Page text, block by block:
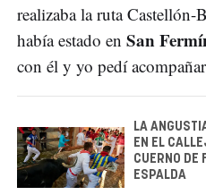
realizaba la ruta
había estado en San
con él y yo pedí
LA
EN EL
CUERNO DE
ESPALDA